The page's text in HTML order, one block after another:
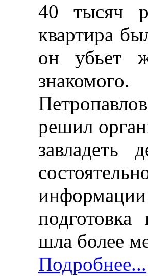
40 тысяч
квартира
он убьет
решил
завладеть
шла более
Подробнее...